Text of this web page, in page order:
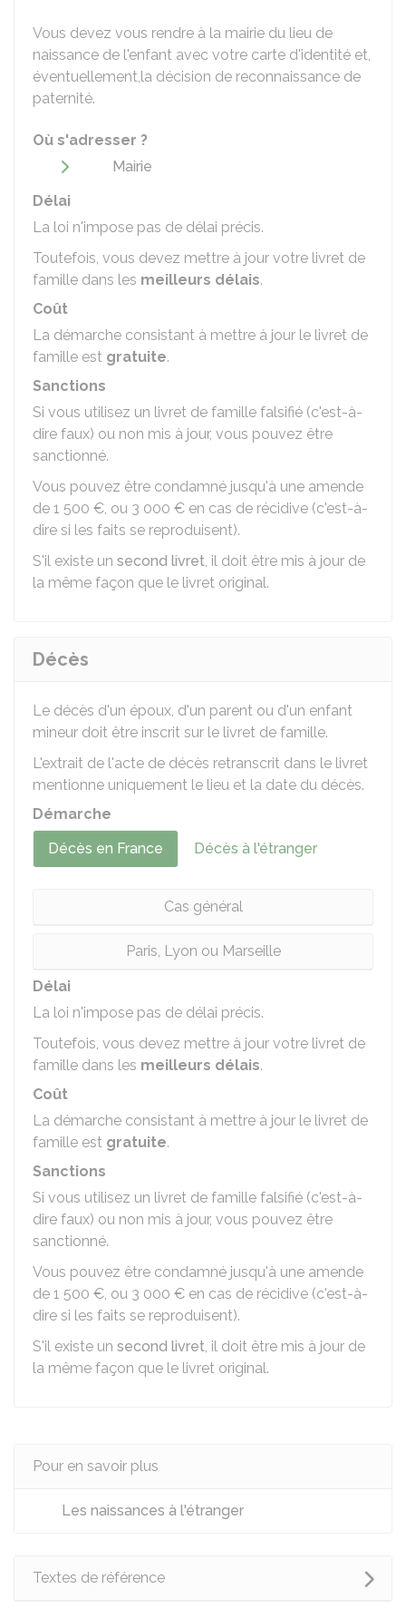
Vous devez vous rendre à la mairie du lieu de
naissance de l'enfant avec votre carte d'identité et,
éventuellement,la décision de reconnaissance de
paternité.
Où s'adresser ?
Mairie
Délai
La loi n'impose pas de délai précis.
Toutefois, vous devez mettre à jour votre livret de
famille dans les meilleurs délais.
Coût
La démarche consistant à mettre à jour le livret de
famille est gratuite.
Sanctions
Si vous utilisez un livret de famille falsifié (c'est-à-
dire faux) ou non mis à jour, vous pouvez être
sanctionné.
Vous pouvez être condamné jusqu'à une amende
de 1 500 €, ou 3 000 € en cas de récidive (c'est-à-
dire si les faits se reproduisent).
S'il existe un second livret, il doit être mis à jour de
la même façon que le livret original.
Décès
Le décès d'un époux, d'un parent ou d'un enfant
mineur doit être inscrit sur le livret de famille.
L'extrait de l'acte de décès retranscrit dans le livret
mentionne uniquement le lieu et la date du décès.
Démarche
Décès en France
Décès à l'étranger
Cas général
Paris, Lyon ou Marseille
Délai
La loi n'impose pas de délai précis.
Toutefois, vous devez mettre à jour votre livret de
famille dans les meilleurs délais.
Coût
La démarche consistant à mettre à jour le livret de
famille est gratuite.
Sanctions
Si vous utilisez un livret de famille falsifié (c'est-à-
dire faux) ou non mis à jour, vous pouvez être
sanctionné.
Vous pouvez être condamné jusqu'à une amende
de 1 500 €, ou 3 000 € en cas de récidive (c'est-à-
dire si les faits se reproduisent).
S'il existe un second livret, il doit être mis à jour de
la même façon que le livret original.
Pour en savoir plus
Les naissances à l'étranger
Textes de référence